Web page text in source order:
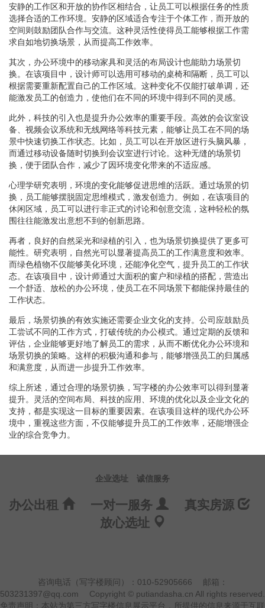
安静的工作区和开放的协作区相结合，让员工可以根据任务的性质
选择合适的工作环境。安静的区域适合专注于个体工作，而开放的
空间则鼓励团队合作与交流。这种灵活性使得员工能够根据工作需
求自如地切换场景，从而提高工作效率。
其次，办公环境中的移动家具和灵活的布局设计也能助力场景切
换。在该项目中，设计师可以选用可移动的桌椅和隔断，员工可以
根据需要重新配置自己的工作区域。这种变化不仅能打破单调，还
能激发员工的创造力，使他们在不同的环境中得到不同的灵感。
此外，科技的引入也是提升办公效率的重要手段。高效的会议室设
备、视频会议系统和无线网络等科技元素，能够让员工在不同的场
景中快速切换工作状态。比如，员工可以在开放区进行头脑风暴，
而通过移动设备随时切换到会议室进行讨论。这种无缝的场景切
换，便于团队合作，减少了因环境变化带来的不适应感。
心理学研究表明，环境的变化能够促进思维的活跃。通过场景的切
换，员工能够摆脱固定思维模式，激发创造力。例如，在该项目的
休闲区域，员工可以进行非正式的讨论和创意交流，这种轻松的氛
围往往能激发出意想不到的创新思路。
再者，良好的自然采光和绿植的引入，也为场景切换提供了更多可
能性。研究表明，自然光可以显著提高员工的工作满意度和效率。
而绿色植物不仅能够美化环境，还能净化空气，提升员工的工作状
态。在该项目中，设计师通过大面积的窗户和绿植的搭配，营造出
一个舒适、放松的办公环境，使员工在不同场景下都能保持最佳的
工作状态。
最后，场景切换的有效实施还需要企业文化的支持。公司应鼓励员
工尝试不同的工作方式，打破传统的办公模式。通过定期的反馈和
评估，企业能够更好地了解员工的需求，从而不断优化办公环境和
场景切换的策略。这样的积极沟通和参与，能够增强员工的归属感
和满意度，从而进一步提升工作效率。
综上所述，通过合理的场景切换，写字楼的办公效率可以得到显著
提升。灵活的空间布局、科技的应用、环境的优化以及企业文化的
支持，都是实现这一目标的重要因素。在该项目这样的现代办公环
境中，重视这些方面，不仅能够提升员工的工作效率，还能增强企
业的综合竞争力。
企业选址 诚信服务
办公出租 一对一服务
真实房源
放心选址
咨询电话（写字楼顾问）：010-52905666
邮箱：
503231397@qq.com
Copyright © putiandasha.cn All rights reserved.
免责声明：本站为第三方写字楼信息展示平台，所提供的信息来源于互联